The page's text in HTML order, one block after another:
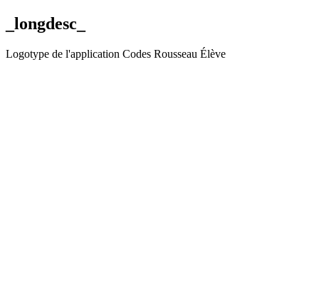
_longdesc_
Logotype de l'application Codes Rousseau Élève